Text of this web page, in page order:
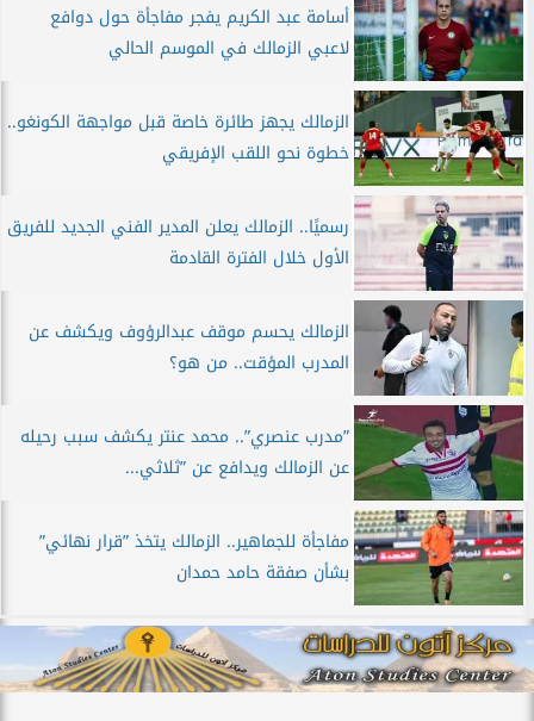
أسامة عبد الكريم يفجر مفاجأة حول دوافع
لاعبي الزمالك في الموسم الحالي
الزمالك يجهز طائرة خاصة قبل مواجهة الكونغو..
خطوة نحو اللقب الإفريقي
رسميًا.. الزمالك يعلن المدير الفني الجديد للفريق
الأول خلال الفترة القادمة
الزمالك يحسم موقف عبدالرؤوف ويكشف عن
المدرب المؤقت.. من هو؟
”مدرب عنصري”.. محمد عنتر يكشف سبب رحيله
عن الزمالك ويدافع عن ”ثلاثي...
مفاجأة للجماهير.. الزمالك يتخذ ”قرار نهائي”
بشأن صفقة حامد حمدان